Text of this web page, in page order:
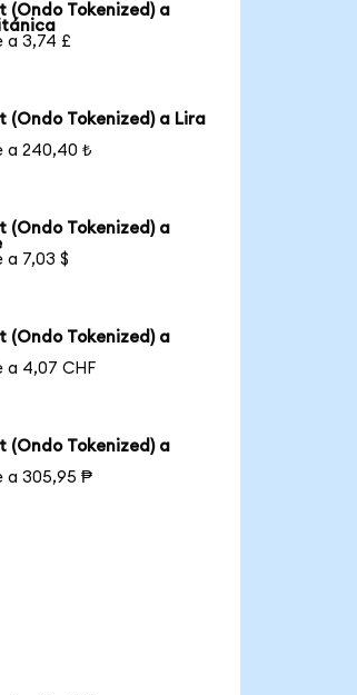
(Ondo Tokenized) a
a 3,74 £
(Ondo Tokenized) a Lira
a 240,40 ₺
(Ondo Tokenized) a
a 7,03 $
(Ondo Tokenized) a
a 4,07 CHF
(Ondo Tokenized) a
a 305,95 ₱